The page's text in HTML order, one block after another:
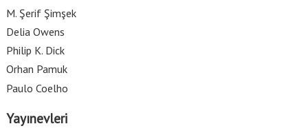
M. Şerif Şimşek
Delia Owens
Philip K. Dick
Orhan Pamuk
Paulo Coelho
Yayınevleri